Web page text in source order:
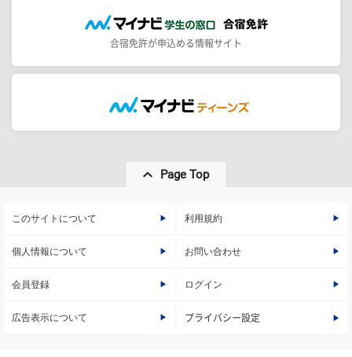
合宿免許が申込める情報サイト
Page Top
このサイトについて 利用規約
個人情報について お問い合わせ
会員登録 ログイン
広告表示について プライバシー設定